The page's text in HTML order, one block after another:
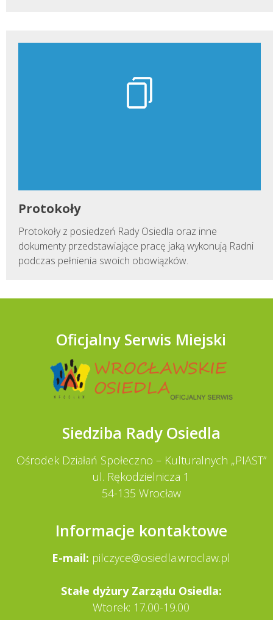
Protokoły
Protokoły z posiedzeń Rady Osiedla oraz inne
dokumenty przedstawiające pracę jaką wykonują Radni
podczas pełnienia swoich obowiązków.
Oficjalny Serwis Miejski
Siedziba Rady Osiedla
Ośrodek Działań Społeczno – Kulturalnych „PIAST”
ul. Rękodzielnicza 1
54-135 Wrocław
Informacje kontaktowe
E-mail: pilczyce@osiedla.wroclaw.pl
Stałe dy­żury Zarządu Osiedla:
Wtorek: 17.00-19.00